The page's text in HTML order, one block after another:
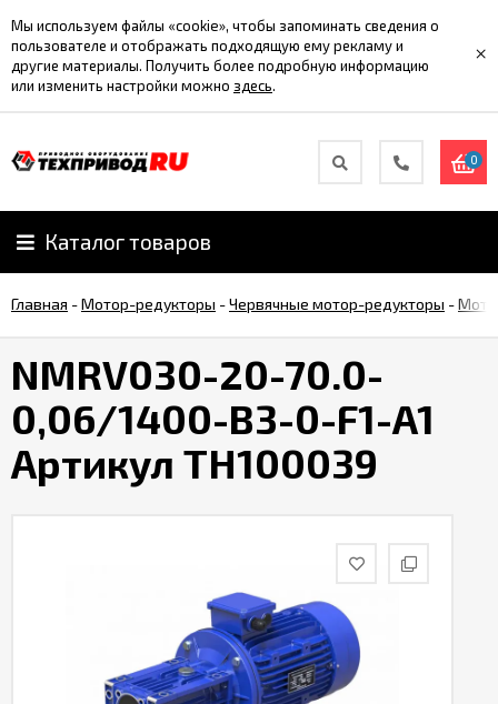
Мы используем файлы «cookie», чтобы запоминать сведения о
пользователе и отображать подходящую ему рекламу и
другие материалы. Получить более подробную информацию
или изменить настройки можно здесь.
×
0
Каталог товаров
Главная -Мотор-редукторы -Червячные мотор-редукторы -
NMRV030-20-70.0-
0,06/1400-B3-0-F1-A1
Артикул TH100039